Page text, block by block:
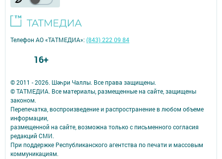
© 2011 - 2026. Шәһри Чаллы. Все права защищены.
© ТАТМЕДИА. Все материалы, размещенные на сайте, защищены
законом.
Перепечатка, воспроизведение и распространение в любом объеме
информации,
размещенной на сайте, возможна только с письменного согласия
редакций СМИ.
При поддержке Республиканского агентства по печати и массовым
коммуникациям.
Телефон АО «ТАТМЕДИА»:(843) 222 09 84
16+